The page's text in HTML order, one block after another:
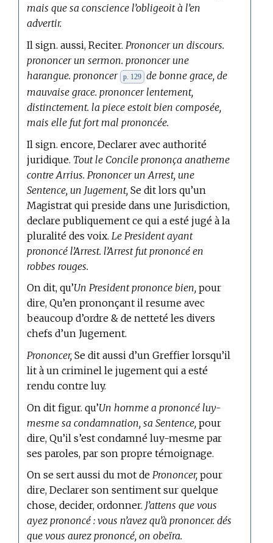
mais que sa conscience l’obligeoit à l’en
advertir.
Il sign. aussi, Reciter.Prononcer un discours.
prononcer un sermon. prononcer une
harangue. prononcer p. 129 de bonne grace, de
mauvaise grace. prononcer lentement,
distinctement. la piece estoit bien composée,
mais elle fut fort mal prononcée.
Il sign. encore, Declarer avec authorité
juridique. Tout le Concile prononça anatheme
contre Arrius. Prononcer un Arrest, une
Sentence, un Jugement, Se dit lors qu’un
Magistrat qui preside dans une Jurisdiction,
declare publiquement ce qui a esté jugé à la
pluralité des voix. Le President ayant
prononcé l’Arrest. l’Arrest fut prononcé en
robbes rouges.
On dit, qu’Un President prononce bien, pour
dire, Qu’en prononçant il resume avec
beaucoup d’ordre & de netteté les divers
chefs d’un Jugement.
Prononcer, Se dit aussi d’un Greffier lorsqu’il
lit à un criminel le jugement qui a esté
rendu contre luy.
On dit figur. qu’Un homme a prononcé luy-
mesme sa condamnation, sa Sentence, pour
dire, Qu’il s’est condamné luy-mesme par
ses paroles, par son propre témoignage.
On se sert aussi du mot dePrononcer, pour
dire, Declarer son sentiment sur quelque
chose, decider, ordonner. J’attens que vous
ayez prononcé : vous n’avez qu’à prononcer. dés
que vous aurez prononcé, on obeïra.